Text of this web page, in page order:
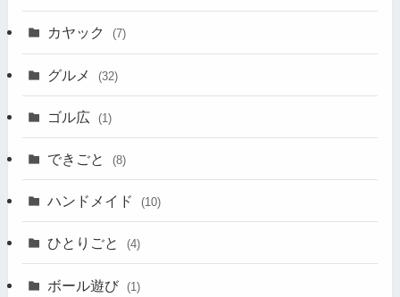
カヤック (7)
グルメ (32)
ゴル広 (1)
できごと (8)
ハンドメイド (10)
ひとりごと (4)
ボール遊び (1)